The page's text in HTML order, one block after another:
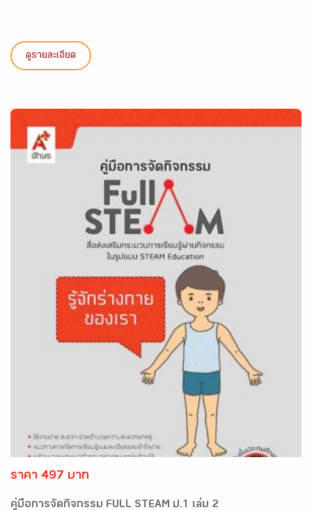
ดูรายละเอียด
ราคา 497 บาท
คู่มือการจัดกิจกรรม FULL STEAM ป.1 เล่ม 2